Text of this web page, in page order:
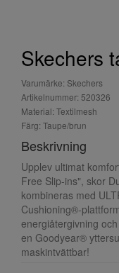
Skechers
Varumärke: Skechers
Artikelnummer: 520326
Material: Textilmesh
Färg: Taupe/brun
Beskrivning
Upplev ultimat
Free Slip-ins", skor
kombineras med
Cushioning®-
energiåtergivning
en Goodyear®
maskintvättbar!